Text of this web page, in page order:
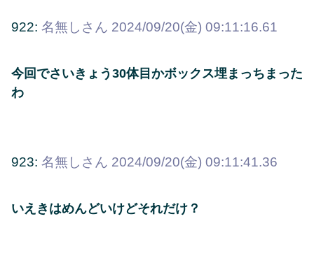
922: 名無しさん 2024/09/20(金) 09:11:16.61
今回でさいきょう30体目かボックス埋まっちまった
わ
923: 名無しさん 2024/09/20(金) 09:11:41.36
いえきはめんどいけどそれだけ？